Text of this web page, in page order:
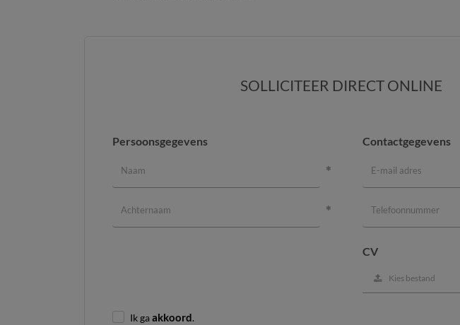
SOLLICITEER DIRECT ONLINE
Persoonsgegevens Contactgegevens
CV
Kies bestand
Ik gaakkoord.